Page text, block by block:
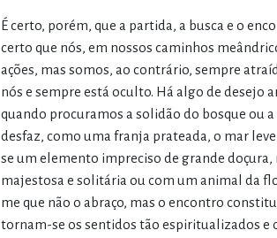
É certo, porém, que a partida, a busca e o
certo que nós, em nossos caminhos
ações, mas somos, ao contrário, sempre
nós e sempre está oculto. Há algo de desejo
quando procuramos a solidão do bosque ou
desfaz, como uma franja prateada, o mar
se um elemento impreciso de grande
majestosa e solitária ou com um animal da
me que não o abraço, mas o encontro
tornam-se os sentidos tão espiritualizados